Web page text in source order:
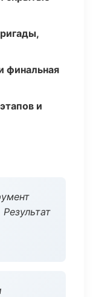
финальная
и